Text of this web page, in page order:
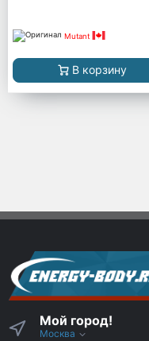
Mutant
В корзину
Мой город!
Москва